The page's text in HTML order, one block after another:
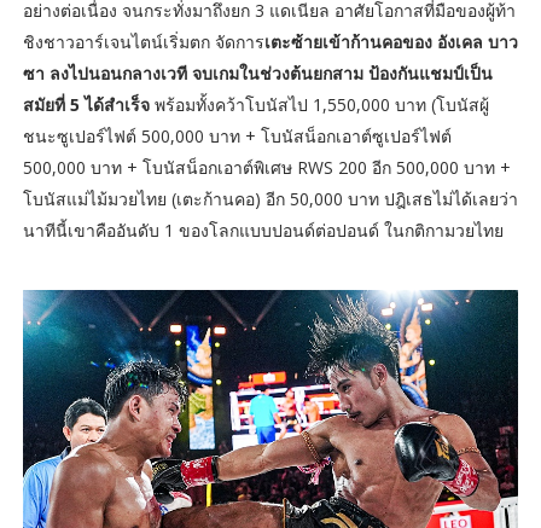
อย่างต่อเนื่อง จนกระทั่งมาถึงยก 3 แดเนียล อาศัยโอกาสที่มือของผู้ท้า
ชิงชาวอาร์เจนไตน์เริ่มตก จัดการเตะซ้ายเข้าก้านคอของ อังเคล บาว
ซา ลงไปนอนกลางเวที จบเกมในช่วงต้นยกสาม ป้องกันแชมป์เป็น
สมัยที่ 5 ได้สำเร็จพร้อมทั้งคว้าโบนัสไป 1,550,000 บาท (โบนัสผู้
ชนะซูเปอร์ไฟต์ 500,000 บาท + โบนัสน็อกเอาต์ซูเปอร์ไฟต์
500,000 บาท + โบนัสน็อกเอาต์พิเศษ RWS 200 อีก 500,000 บาท +
โบนัสแม่ไม้มวยไทย (เตะก้านคอ) อีก 50,000 บาท ปฎิเสธไม่ได้เลยว่า
นาทีนี้เขาคืออันดับ 1 ของโลกแบบปอนด์ต่อปอนด์ ในกติกามวยไทย